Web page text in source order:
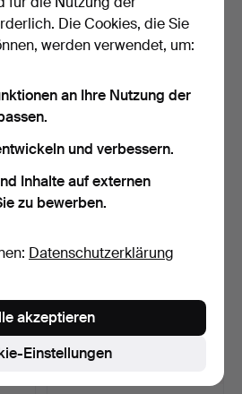
ESSTISCH, teakfurniert,
127 USD
Die Cookies, die Sie
werden verwendet, um:
an Ihre Nutzung der
und verbessern.
Inhalte auf externen
zu bewerben.
Datenschutzerklärung
Einstellungen
akzeptieren